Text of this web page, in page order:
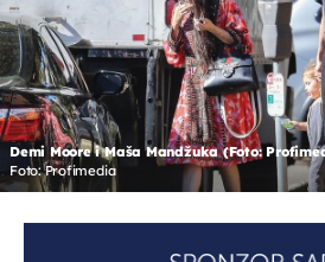
Demi Moore i Maša Mandžuka (Foto:
Foto: Profimedia